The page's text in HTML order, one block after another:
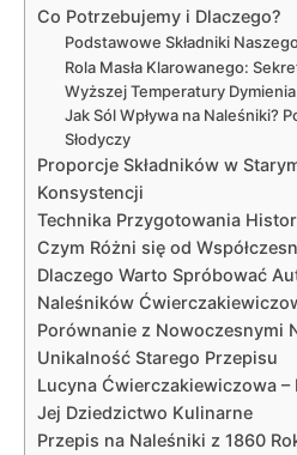
Co Potrzebujemy i Dlaczego?
Podstawowe Składniki
Rola Masła Klarowanego:
Wyższej Temperatury Dymienia
Jak Sól Wpływa na Naleśniki?
Słodyczy
Proporcje Składników w
Konsystencji
Technika Przygotowania
Czym Różni się od
Dlaczego Warto Spróbować
Naleśników
Porównanie z Nowoczesnymi
Unikalność Starego Przepisu
Lucyna Ćwierczakiewiczowa
Jej Dziedzictwo Kulinarne
Przepis na Naleśniki z 1860